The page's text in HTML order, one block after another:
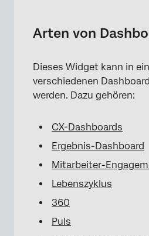
Arten von
Dieses Widget kann in
verschiedenen
werden. Dazu gehören:
CX-Dashboards
Ergebnis-Dashboard
Mitarbeiter-
Lebenszyklus
360
Puls